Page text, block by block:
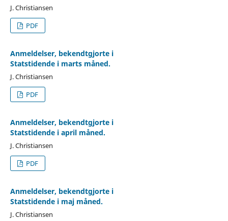
J. Christiansen
PDF
Anmeldelser, bekendtgjorte i
Statstidende i marts måned.
J. Christiansen
PDF
Anmeldelser, bekendtgjorte i
Statstidende i april måned.
J. Christiansen
PDF
Anmeldelser, bekendtgjorte i
Statstidende i maj måned.
J. Christiansen